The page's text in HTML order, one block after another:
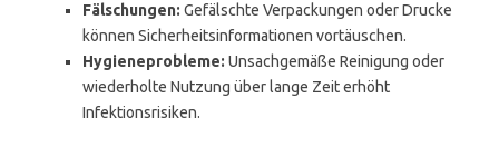
Fälschungen: Gefälschte Verpackungen oder Drucke
können Sicherheitsinformationen vortäuschen.
Hygieneprobleme: Unsachgemäße Reinigung oder
wiederholte Nutzung über lange Zeit erhöht
Infektionsrisiken.